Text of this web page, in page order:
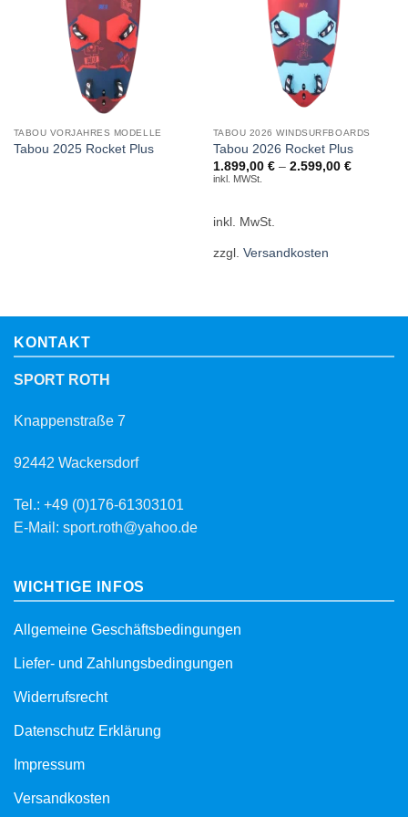
TABOU VORJAHRES MODELLE
Tabou 2025 Rocket Plus
TABOU 2026 WINDSURFBOARDS
Tabou 2026 Rocket Plus
1.899,00 €– 2.599,00 €
inkl. MWSt.
inkl. MwSt.
zzgl. Versandkosten
KONTAKT
SPORT ROTH
Knappenstraße 7
92442 Wackersdorf
Tel.: +49 (0)176-61303101
E-Mail: sport.roth@yahoo.de
WICHTIGE INFOS
Allgemeine Geschäftsbedingungen
Liefer- und Zahlungsbedingungen
Widerrufsrecht
Datenschutz Erklärung
Impressum
Versandkosten